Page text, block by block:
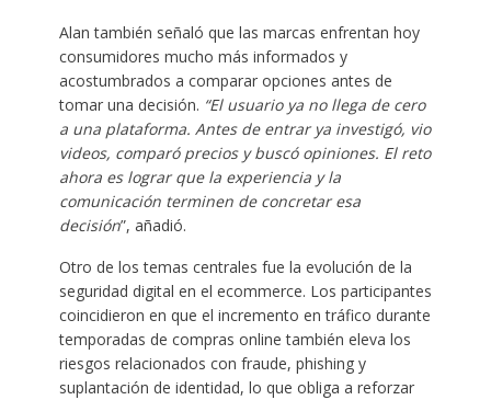
Alan también señaló que las marcas enfrentan hoy
consumidores mucho más informados y
acostumbrados a comparar opciones antes de
tomar una decisión. “El usuario ya no llega de cero
a una plataforma. Antes de entrar ya investigó, vio
videos, comparó precios y buscó opiniones. El reto
ahora es lograr que la experiencia y la
comunicación terminen de concretar esa
decisión”, añadió.
Otro de los temas centrales fue la evolución de la
seguridad digital en el ecommerce. Los participantes
coincidieron en que el incremento en tráfico durante
temporadas de compras online también eleva los
riesgos relacionados con fraude, phishing y
suplantación de identidad, lo que obliga a reforzar